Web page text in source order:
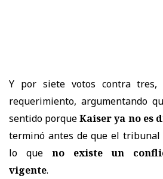
Y por siete votos contra tres,
requerimiento, argumentando
sentido porqueKaiser ya no es
terminó antes de que el tribunal
lo que no existe un
vigente.